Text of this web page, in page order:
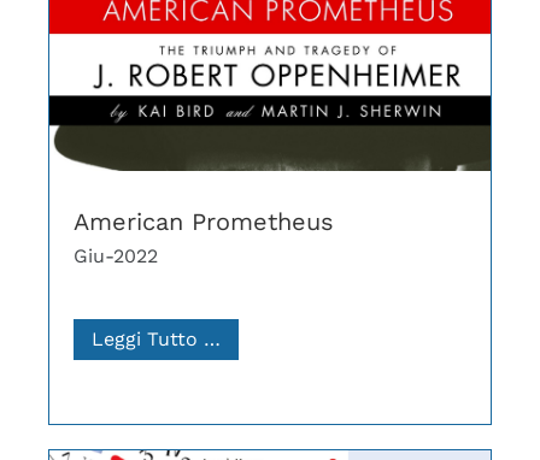
American Prometheus
Giu-2022
Leggi Tutto …